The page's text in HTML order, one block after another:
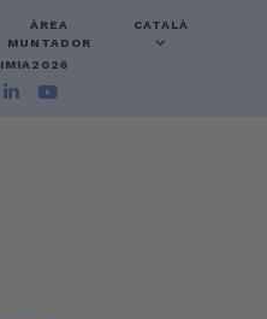
ÀREA
MUNTADOR
CATALÀ